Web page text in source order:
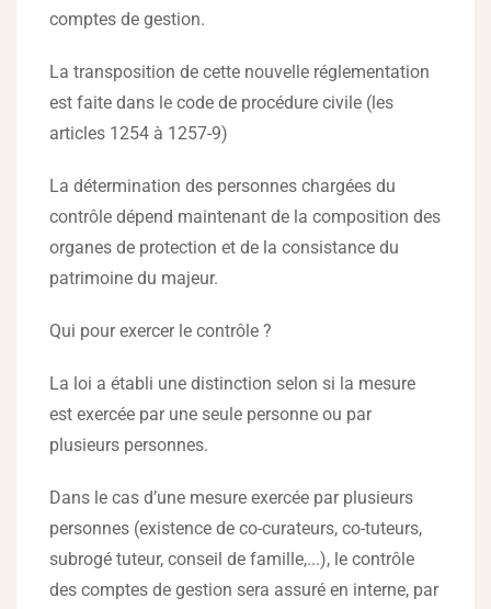
comptes de gestion.
La transposition de cette nouvelle réglementation
est faite dans le code de procédure civile (les
articles 1254 à 1257-9)
La détermination des personnes chargées du
contrôle dépend maintenant de la composition des
organes de protection et de la consistance du
patrimoine du majeur.
Qui pour exercer le contrôle ?
La loi a établi une distinction selon si la mesure
est exercée par une seule personne ou par
plusieurs personnes.
Dans le cas d’une mesure exercée par plusieurs
personnes (existence de co-curateurs, co-tuteurs,
subrogé tuteur, conseil de famille,...), le contrôle
des comptes de gestion sera assuré en interne, par